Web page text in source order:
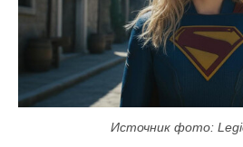
Источник фото: